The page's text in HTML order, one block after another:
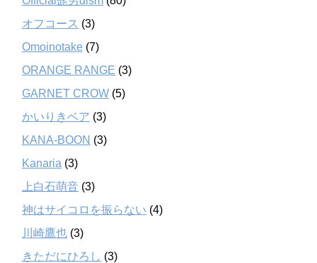
オフコース (3)
Omoinotake (7)
ORANGE RANGE (3)
GARNET CROW (5)
かいりきベア (3)
KANA-BOON (3)
Kanaria (3)
上白石萌音 (3)
神はサイコロを振らない (4)
川崎鷹也 (3)
きただにひろし (3)